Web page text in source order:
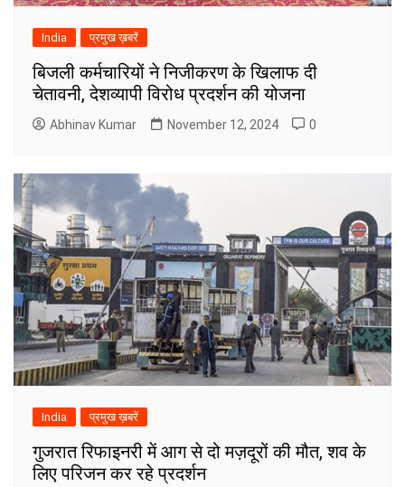
India प्रमुख ख़बरें
बिजली कर्मचारियों ने निजीकरण के खिलाफ दी
चेतावनी, देशव्यापी विरोध प्रदर्शन की योजना
Abhinav Kumar November 12, 2024 0
India प्रमुख ख़बरें
गुजरात रिफाइनरी में आग से दो मज़दूरों की मौत, शव के
लिए परिजन कर रहे प्रदर्शन